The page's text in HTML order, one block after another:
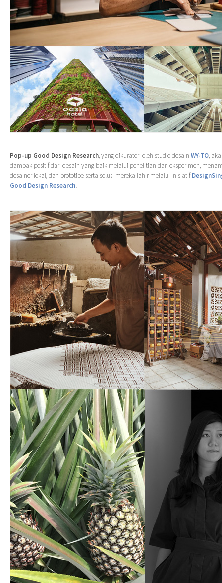
Pop-up Good Design Research, yang dikuratori oleh studio desain WY-TO,
dampak positif dari desain yang baik melalui penelitian dan eksperimen,
desainer lokal, dan prototipe serta solusi mereka lahir melalui inisiatif
Good Design Research.